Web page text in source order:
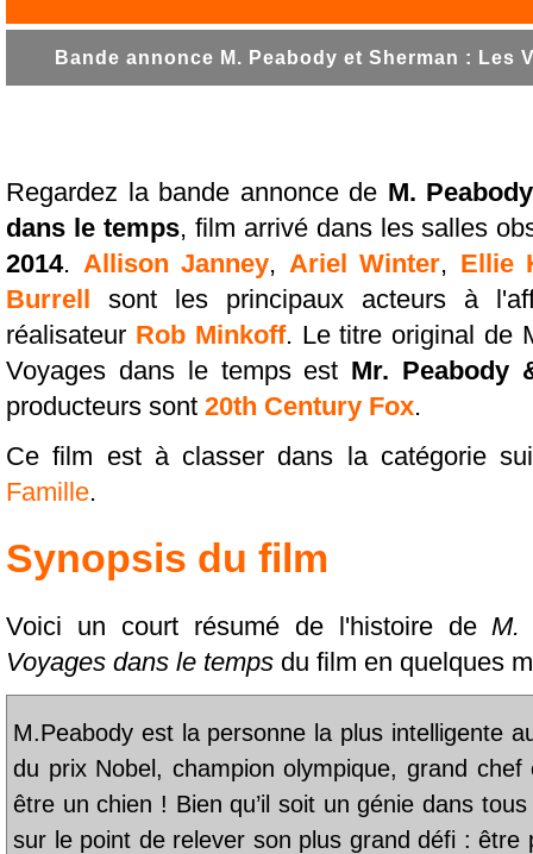
Bande annonce M. Peabody et Sherman : Les
Regardez la bande annonce de M.
dans le temps, film arrivé dans les salles
2014. Allison Janney, Ariel Winter, Ellie
Burrell
sont les principaux acteurs à
réalisateur Rob Minkoff. Le titre original de
Voyages dans le temps est Mr. Peabody
producteurs sont 20th Century Fox.
Ce film est à classer dans la catégorie
Famille.
Synopsis du film
Voici un court résumé de l'histoire deM.
Voyages dans le temps du film en quelques
M.Peabody est la personne la plus intelligente
du prix Nobel, champion olympique, grand
être un chien ! Bien qu’il soit un génie dans
sur le point de relever son plus grand défi : être